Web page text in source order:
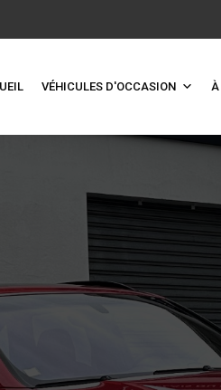
VÉHICULES D'OCCASION À